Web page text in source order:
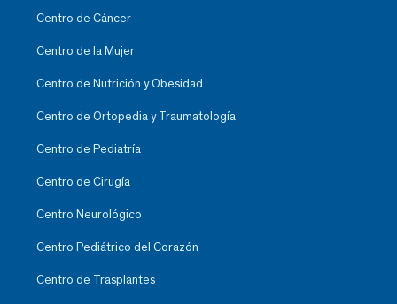
Centro de Cáncer
Centro de la Mujer
Centro de Nutrición y Obesidad
Centro de Ortopedia y Traumatología
Centro de Pediatría
Centro de Cirugía
Centro Neurológico
Centro Pediátrico del Corazón
Centro de Trasplantes